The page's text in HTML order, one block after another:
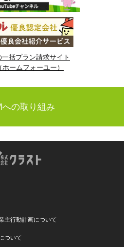
への取り組み
主行動計画について
ついて